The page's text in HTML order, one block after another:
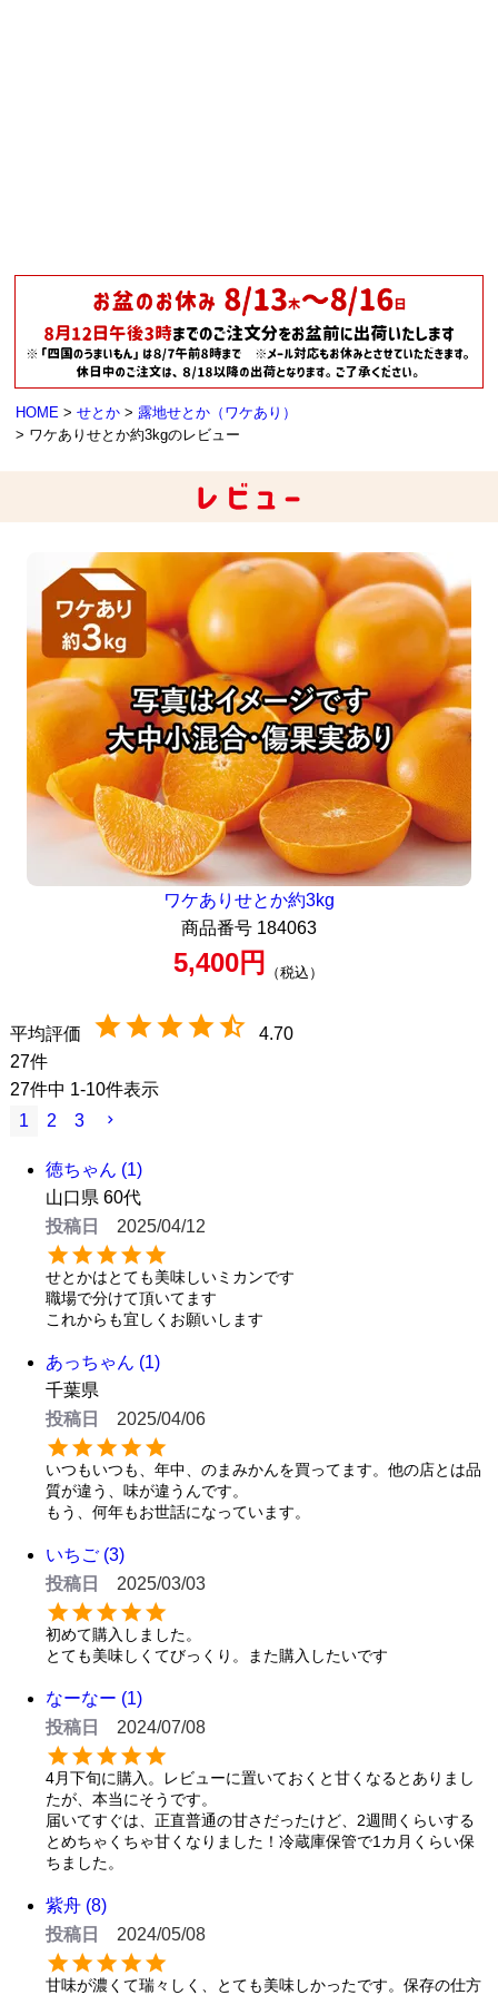
HOME せとか
露地せとか（ワケあり）
ワケありせとか約3kgのレビュー
ワケありせとか約3kg
商品番号 184063
5,400 税込
4.70
27
27件中 1-10件表示
1
2 3
徳ちゃん 1
山口県 60代
投稿日
2025/04/12
せとかはとても美味しいミカンです
職場で分けて頂いてます
これからも宜しくお願いします
あっちゃん 1
千葉県
投稿日
2025/04/06
いつもいつも、年中、のまみかんを買ってます。他の店とは品
質が違う、味が違うんです。
もう、何年もお世話になっています。
いちご 3
投稿日
2025/03/03
初めて購入しました。
とても美味しくてびっくり。また購入したいです
なーなー 1
投稿日
2024/07/08
4月下旬に購入。レビューに置いておくと甘くなるとありまし
たが、本当にそうです。
届いてすぐは、正直普通の甘さだったけど、2週間くらいする
とめちゃくちゃ甘くなりました！冷蔵庫保管で1カ月くらい保
ちました。
紫舟 8
投稿日
2024/05/08
甘味が濃くて瑞々しく、とても美味しかったです。保存の仕方